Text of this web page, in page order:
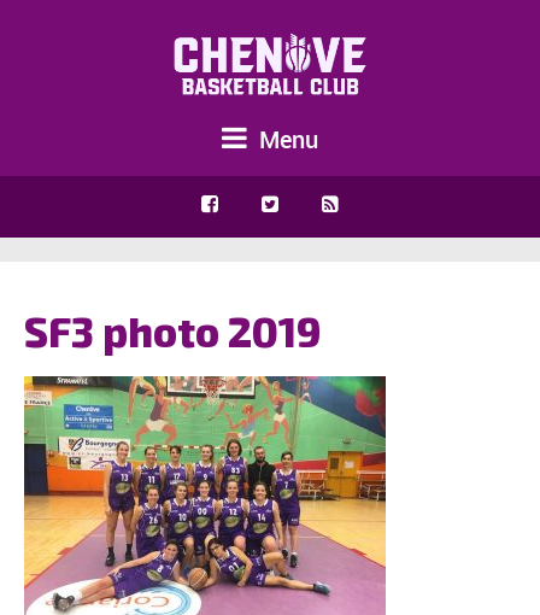
Menu
SF3 photo 2019